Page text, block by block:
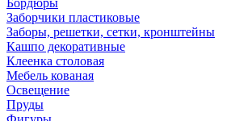
Бордюры
Заборчики пластиковые
Заборы, решетки, сетки, кронштейны
Кашпо декоративные
Клеенка столовая
Мебель кованая
Освещение
Пруды